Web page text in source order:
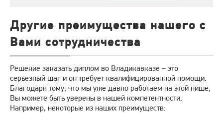
Другие преимущества нашего с
Вами сотрудничества
Решение заказать диплом во Владикавказе – это
серьезный шаг и он требует квалифицированной помощи.
Благодаря тому, что мы уже давно работаем на этой нише,
Вы можете быть уверены в нашей компетентности.
Например, некоторые из наших преимуществ: